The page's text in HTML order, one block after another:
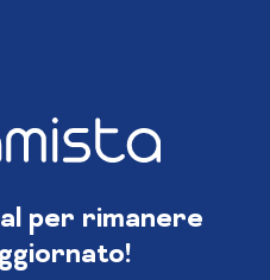
per rimanere